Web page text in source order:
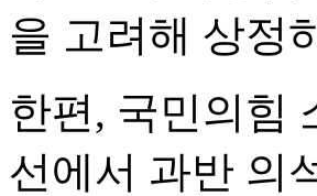
을 고려해 상정
한편, 국민의힘
선에서 과반 의